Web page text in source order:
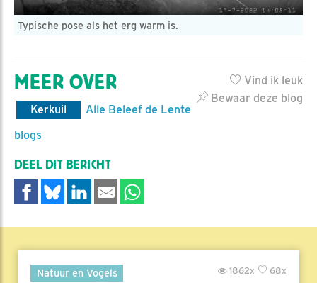
Typische pose als het erg warm is.
Vind ik leuk
Bewaar deze blog
MEER OVER
Kerkuil
Alle Beleef de Lente
blogs
DEEL DIT BERICHT
Natuur en Vogels 68x
1862x